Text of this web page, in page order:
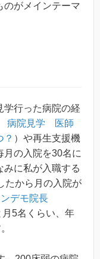
のがメインテーマ
学行った病院の経
病院見学 医師
？ ）や再生支援機
月の入院を30名に
みに私が入職する
たから月の入院が
デモ院長
5名くらい、年